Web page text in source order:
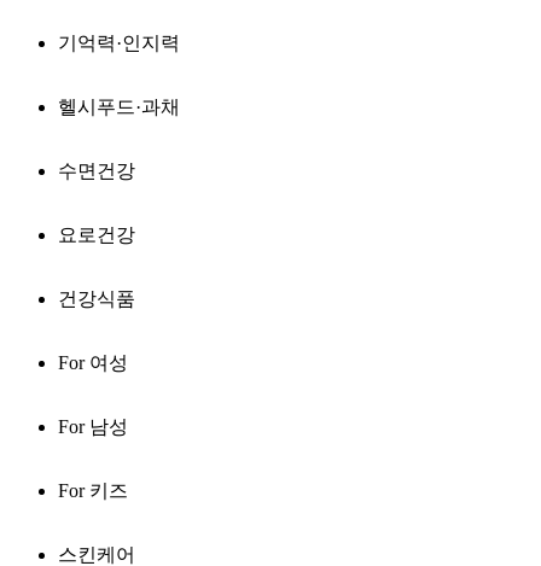
기억력·인지력
헬시푸드·과채
수면건강
요로건강
건강식품
For 여성
For 남성
For 키즈
스킨케어